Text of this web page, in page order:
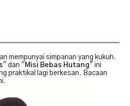
mempunyai simpanan yang kukuh.
" dan " Misi Bebas Hutang" ini
praktikal lagi berkesan. Bacaan